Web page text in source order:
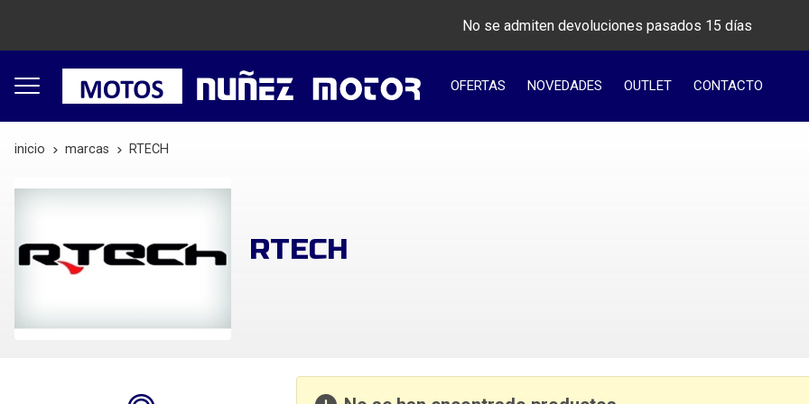
No se admiten devoluciones pasados 15 días
OFERTAS NOVEDADES OUTLET CONTACTO
inicio marcas RTECH
RTECH